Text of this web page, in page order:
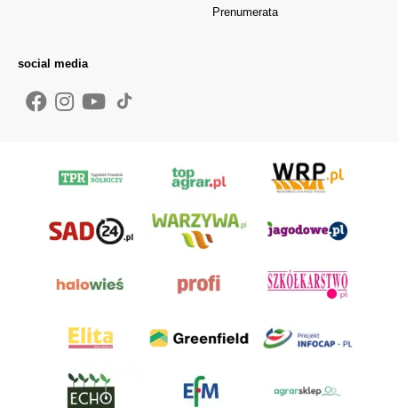
Prenumerata
social media